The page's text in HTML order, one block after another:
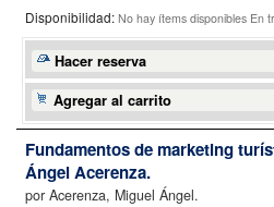
Disponibilidad: No hay ítems disponibles En
Hacer reserva
Agregar al carrito
Fundamentos de marketing
Ángel Acerenza.
por Acerenza, Miguel Ángel.